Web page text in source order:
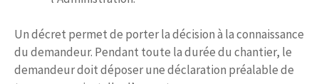
Un décret permet de porter la décision à la connaissance
du demandeur. Pendant toute la durée du chantier, le
demandeur doit déposer une déclaration préalable de